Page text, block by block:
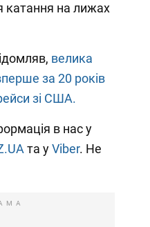
катання на лижах
велика
за 20 років
зі США.
в нас у
та уViber. Не